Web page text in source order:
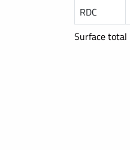
RDC
Surface total